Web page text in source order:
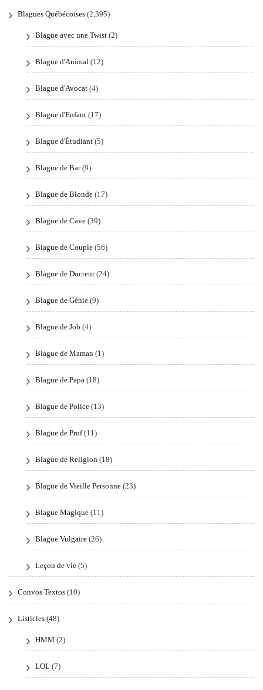
Blagues Québécoises (2,395)
Blague avec une Twist (2)
Blague d'Animal (12)
Blague d'Avocat (4)
Blague d'Enfant (17)
Blague d'Étudiant (5)
Blague de Bar(9)
Blague de Blonde (17)
Blague de Cave (39)
Blague de Couple (56)
Blague de Docteur(24)
Blague de Génie (9)
Blague de Job (4)
Blague de Maman (1)
Blague de Papa (18)
Blague de Police (13)
Blague de Prof(11)
Blague de Religion (18)
Blague de Vieille Personne (23)
Blague Magique (11)
Blague Vulgaire (26)
Leçon de vie (5)
Convos Textos (10)
Listicles (48)
HMM (2)
LOL (7)